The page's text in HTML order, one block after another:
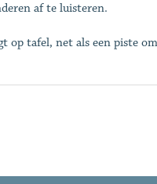
af te luisteren.
op tafel, net als een piste